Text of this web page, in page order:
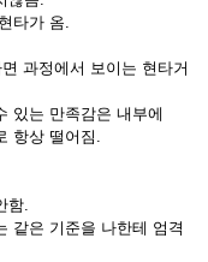
타가 옴.
과정에서 보이는 현타거
있는 만족감은 내부에
항상 떨어짐.
함.
같은 기준을 나한테 엄격